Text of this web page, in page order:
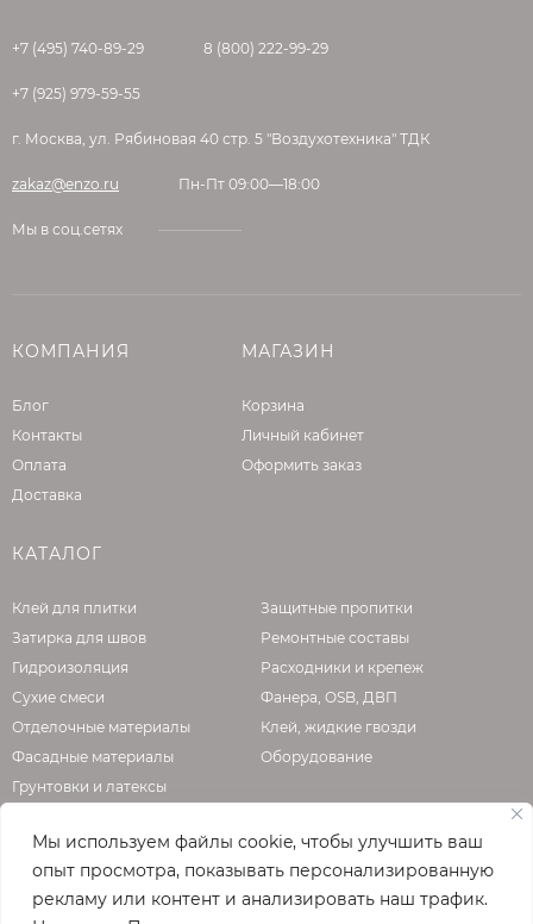
Мы используем файлы cookie, чтобы улучшить ваш
опыт просмотра, показывать персонализированную
рекламу или контент и анализировать наш трафик.
+7 (495) 740-89-29 8 (800) 222-99-29
+7 (925) 979-59-55
г. Москва, ул. Рябиновая 40 стр. 5 "Воздухотехника" ТДК
zakaz@enzo.ru Пн-Пт 09:00—18:00
Мы в соц.сетях
КОМПАНИЯ
Блог
Контакты
Оплата
Доставка
МАГАЗИН
Корзина
Личный кабинет
Оформить заказ
КАТАЛОГ
Клей для плитки
Затирка для швов
Гидроизоляция
Сухие смеси
Отделочные материалы
Фасадные материалы
Грунтовки и латексы
Защитные пропитки
Ремонтные составы
Расходники и крепеж
Фанера, OSB, ДВП
Клей, жидкие гвозди
Оборудование
О КОМПАНИИ